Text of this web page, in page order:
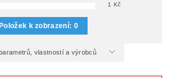
1 Kč
Položek k zobrazení: 0
vlastností a výrobců